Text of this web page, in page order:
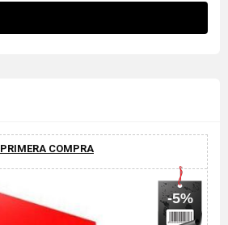
PRIMERA COMPRA
-5%